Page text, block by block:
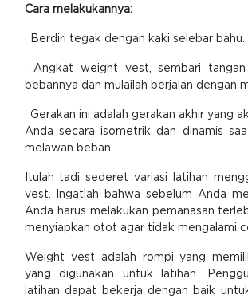
Cara melakukannya:
· Berdiri tegak dengan kaki selebar bahu.
· Angkat weight vest, sembari
bebannya dan mulailah berjalan dengan
· Gerakan ini adalah gerakan akhir yang
Anda secara isometrik dan dinamis
melawan beban.
Itulah tadi sederet variasi latihan
vest. Ingatlah bahwa sebelum Anda
Anda harus melakukan pemanasan
menyiapkan otot agar tidak mengalami
Weight vest adalah rompi yang
yang digunakan untuk latihan.
latihan dapat bekerja dengan baik